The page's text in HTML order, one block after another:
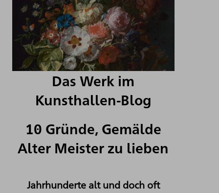
Das Werk im
Kunsthallen-Blog
10 Gründe, Gemälde
Alter Meister zu lieben
Jahrhunderte alt und doch oft